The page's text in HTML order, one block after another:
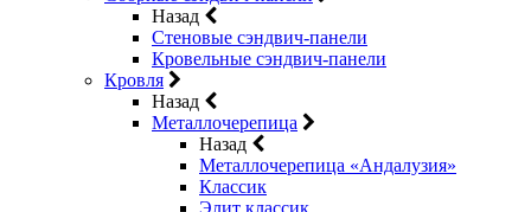
Назад
Стеновые сэндвич-панели
Кровельные сэндвич-панели
Кровля
Назад
Металлочерепица
Назад
Металлочерепица «Андалузия»
Классик
Элит классик